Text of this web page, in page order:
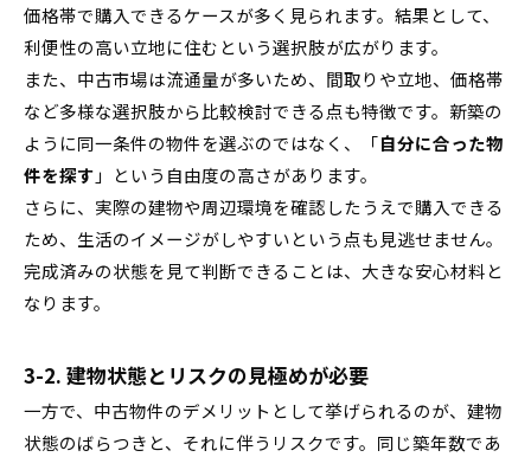
価格帯で購入できるケースが多く見られます。結果として、
利便性の高い立地に住むという選択肢が広がります。
また、中古市場は流通量が多いため、間取りや立地、価格帯
など多様な選択肢から比較検討できる点も特徴です。新築の
ように同一条件の物件を選ぶのではなく、「自分に合った物
件を探す 」という自由度の高さがあります。
さらに、実際の建物や周辺環境を確認したうえで購入できる
ため、生活のイメージがしやすいという点も見逃せません。
完成済みの状態を見て判断できることは、大きな安心材料と
なります。
3-2. 建物状態とリスクの見極めが必要
一方で、中古物件のデメリットとして挙げられるのが、建物
状態のばらつきと、それに伴うリスクです。同じ築年数であ